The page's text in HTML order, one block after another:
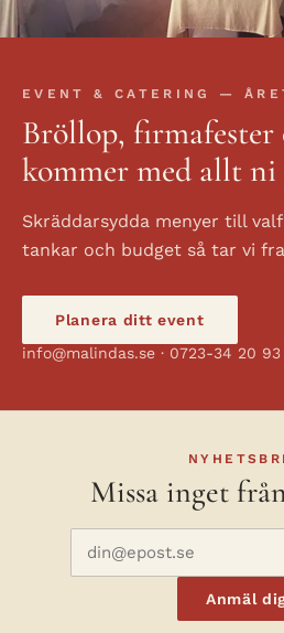
EVENT & CATERING —
Bröllop,
kommer med allt ni
Skräddarsydda menyer till
tankar och budget så tar vi
Planera ditt event
info@malindas.se · 0723-34 20 93
Missa inget
Anmäl